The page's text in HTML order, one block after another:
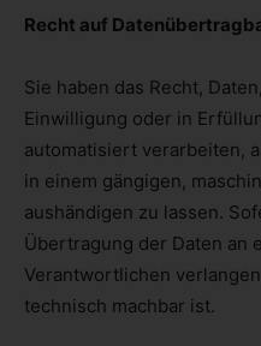
Recht auf
Sie haben das Recht,
Einwilligung oder in
automatisiert verarbeiten,
in einem gängigen,
aushändigen zu lassen.
Übertragung der Daten an
Verantwortlichen
technisch machbar ist.